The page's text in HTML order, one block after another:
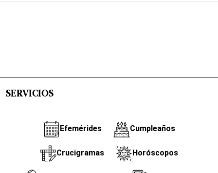
SERVICIOS
Efemérides Cumpleaños
Crucigramas Horóscopos